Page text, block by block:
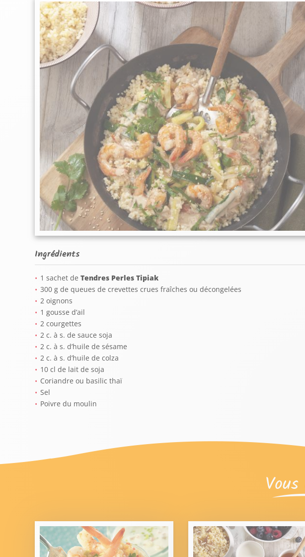
Ingrédients
1 sachet deTendres Perles Tipiak
300 g de queues de crevettes crues fraîches ou décongelées
2 oignons
1 gousse d’ail
2 courgettes
2 c. à s. de sauce soja
2 c. à s. d’huile de sésame
2 c. à s. d’huile de colza
10 cl de lait de soja
Coriandre ou basilic thaï
Sel
Poivre du moulin